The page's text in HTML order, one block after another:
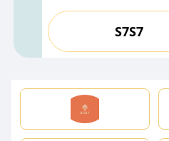
S7S7